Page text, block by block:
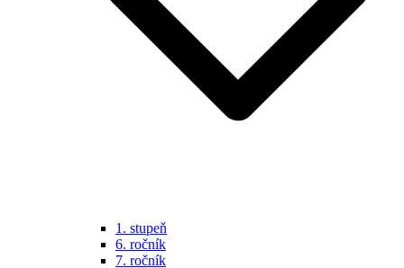
1. stupeň
6. ročník
7. ročník